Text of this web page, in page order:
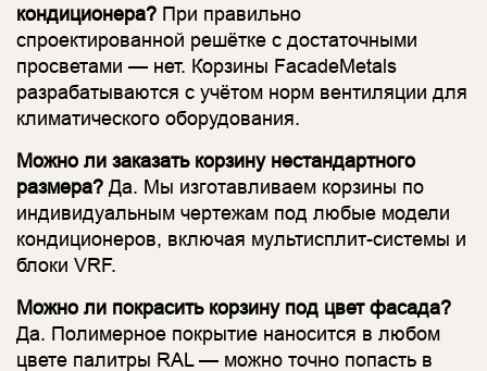
кондиционера? При правильно
спроектированной решётке с достаточными
просветами — нет. Корзины FacadeMetals
разрабатываются с учётом норм вентиляции для
климатического оборудования.
Можно ли заказать корзину нестандартного
размера? Да. Мы изготавливаем корзины по
индивидуальным чертежам под любые модели
кондиционеров, включая мультисплит-системы и
блоки VRF.
Можно ли покрасить корзину под цвет фасада?
Да. Полимерное покрытие наносится в любом
цвете палитры RAL — можно точно попасть в